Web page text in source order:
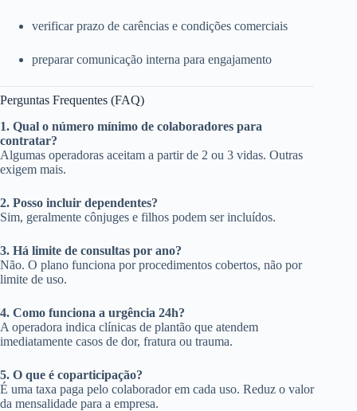
verificar prazo de carências e condições comerciais
preparar comunicação interna para engajamento
Perguntas Frequentes (FAQ)
1. Qual o número mínimo de colaboradores para
contratar?
Algumas operadoras aceitam a partir de 2 ou 3 vidas. Outras
exigem mais.
2. Posso incluir dependentes?
Sim, geralmente cônjuges e filhos podem ser incluídos.
3. Há limite de consultas por ano?
Não. O plano funciona por procedimentos cobertos, não por
limite de uso.
4. Como funciona a urgência 24h?
A operadora indica clínicas de plantão que atendem
imediatamente casos de dor, fratura ou trauma.
5. O que é coparticipação?
É uma taxa paga pelo colaborador em cada uso. Reduz o valor
da mensalidade para a empresa.